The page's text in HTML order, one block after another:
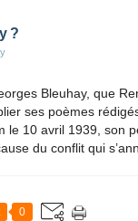
?
Bleuhay, que
ses poèmes
le 10 avril 1939, son
du conflit qui
0